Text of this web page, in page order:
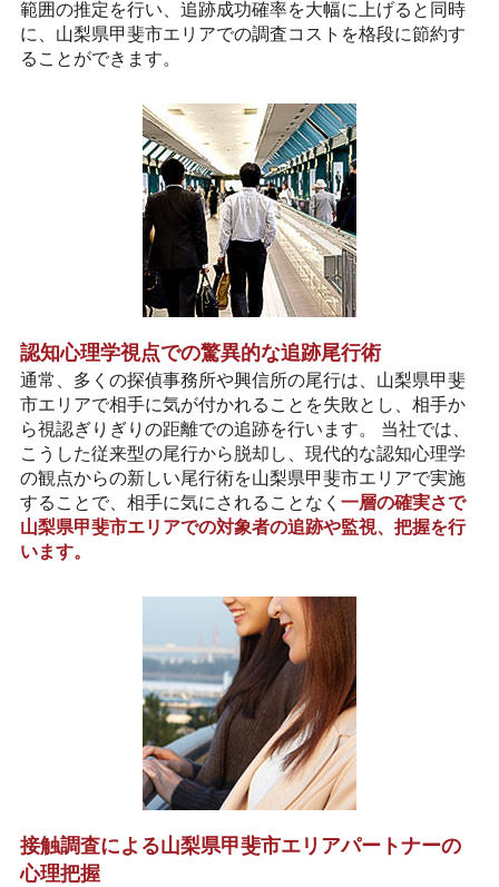
範囲の推定を行い、追跡成功確率を大幅に上げると同時
に、山梨県甲斐市エリアでの調査コストを格段に節約す
ることができます。
認知心理学視点での驚異的な追跡尾行術
通常、多くの探偵事務所や興信所の尾行は、山梨県甲斐
市エリアで相手に気が付かれることを失敗とし、相手か
ら視認ぎりぎりの距離での追跡を行います。 当社では、
こうした従来型の尾行から脱却し、現代的な認知心理学
の観点からの新しい尾行術を山梨県甲斐市エリアで実施
することで、相手に気にされることなく 一層の確実さで
山梨県甲斐市エリアでの対象者の追跡や監視、把握を行
います。
接触調査による山梨県甲斐市エリアパートナーの
心理把握